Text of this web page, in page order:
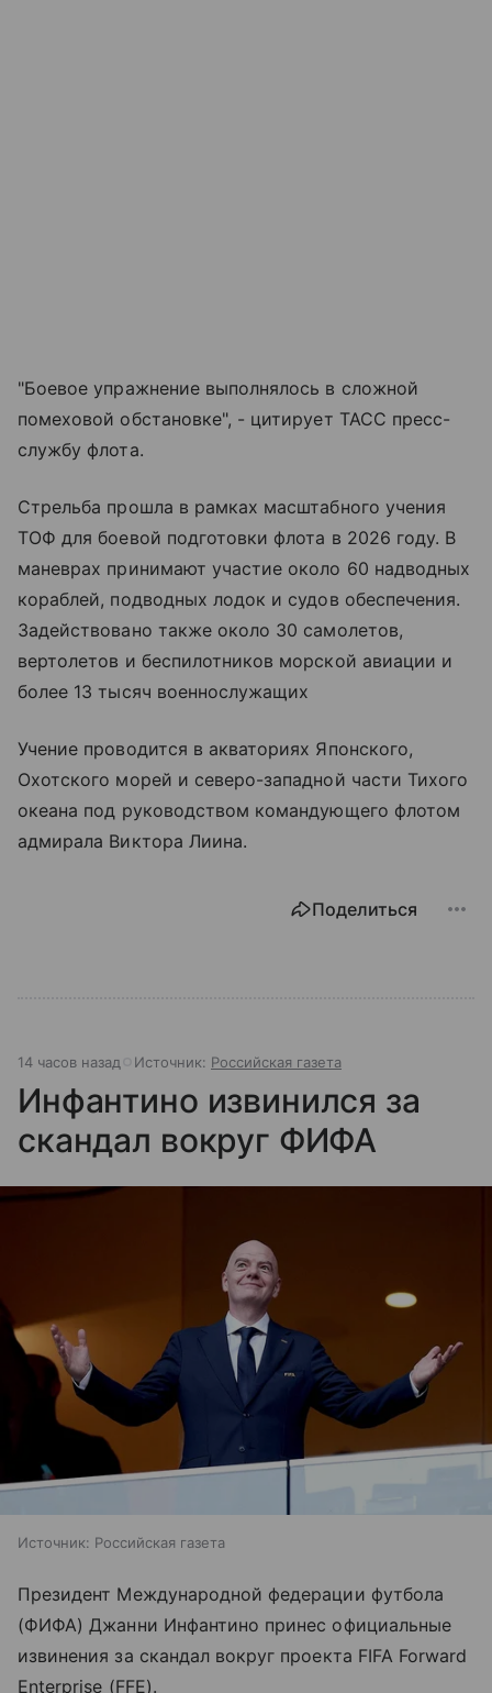
"Боевое упражнение выполнялось в сложной
помеховой обстановке", - цитирует ТАСС пресс-
службу флота.
Стрельба прошла в рамках масштабного учения
ТОФ для боевой подготовки флота в 2026 году. В
маневрах принимают участие около 60 надводных
кораблей, подводных лодок и судов обеспечения.
Задействовано также около 30 самолетов,
вертолетов и беспилотников морской авиации и
более 13 тысяч военнослужащих
Учение проводится в акваториях Японского,
Охотского морей и северо-западной части Тихого
океана под руководством командующего флотом
адмирала Виктора Лиина.
Поделиться
14 часов назад Источник: Российская газета
Инфантино извинился за
скандал вокруг ФИФА
Источник: Российская газета
Президент Международной федерации футбола
(ФИФА) Джанни Инфантино принес официальные
извинения за скандал вокруг проекта FIFA Forward
Enterprise (FFE).